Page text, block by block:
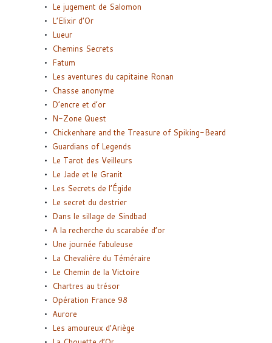
Le jugement de Salomon
L’Elixir d’Or
Lueur
Chemins Secrets
Fatum
Les aventures du capitaine Ronan
Chasse anonyme
D’encre et d’or
N-Zone Quest
Chickenhare and the Treasure of Spiking-Beard
Guardians of Legends
Le Tarot des Veilleurs
Le Jade et le Granit
Les Secrets de l’Égide
Le secret du destrier
Dans le sillage de Sindbad
A la recherche du scarabée d’or
Une journée fabuleuse
La Chevalière du Téméraire
Le Chemin de la Victoire
Chartres au trésor
Opération France 98
Aurore
Les amoureux d’Ariège